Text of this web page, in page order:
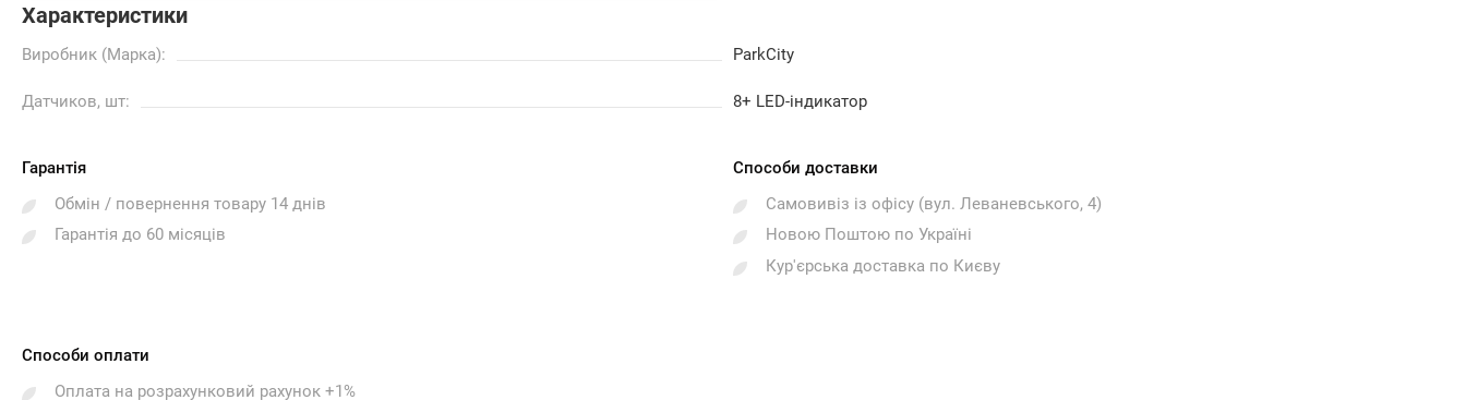
Характеристики
Виробник (Марка): ParkCity
Датчиков, шт: 8+ LED-індикатор
Гарантія
Обмін / повернення товару 14 днів
Гарантія до 60 місяців
Способи доставки
Самовивіз із офісу (вул. Леваневського, 4)
Новою Поштою по Україні
Кур'єрська доставка по Києву
Способи оплати
Оплата на розрахунковий рахунок +1%